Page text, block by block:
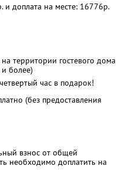
и доплата на месте: 16776р.
территории гостевого дома
более)
час в подарок!
(без предоставления
взнос от общей
необходимо доплатить на